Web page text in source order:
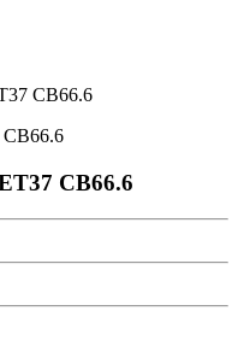
CB66.6
CB66.6